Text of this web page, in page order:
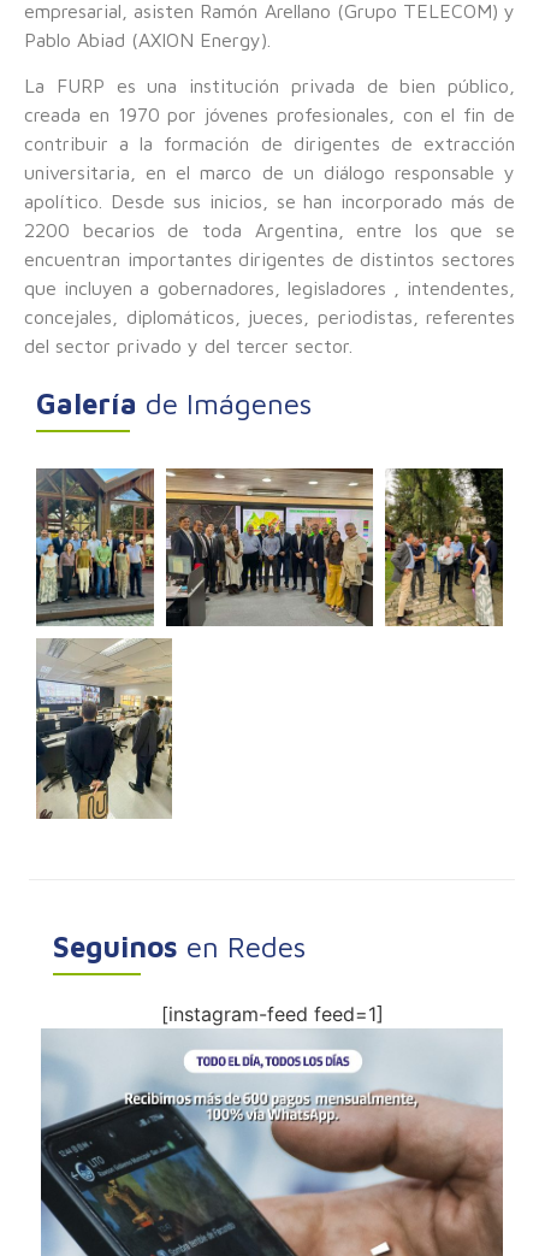
empresarial, asisten Ramón Arellano (Grupo TELECOM) y
Pablo Abiad (AXION Energy).
La FURP es una institución privada de bien público,
creada en 1970 por jóvenes profesionales, con el fin de
contribuir a la formación de dirigentes de extracción
universitaria, en el marco de un diálogo responsable y
apolítico. Desde sus inicios, se han incorporado más de
2200 becarios de toda Argentina, entre los que se
encuentran importantes dirigentes de distintos sectores
que incluyen a gobernadores, legisladores , intendentes,
concejales, diplomáticos, jueces, periodistas, referentes
del sector privado y del tercer sector.
Galería de Imágenes
Seguinos en Redes
[instagram-feed feed=1]